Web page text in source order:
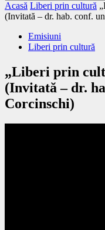
Acasă Liberi prin cultură
(Invitată – dr. hab. conf.
Emisiuni
Liberi prin cultură
„Liberi prin
(Invitată – dr.
Corcinschi)